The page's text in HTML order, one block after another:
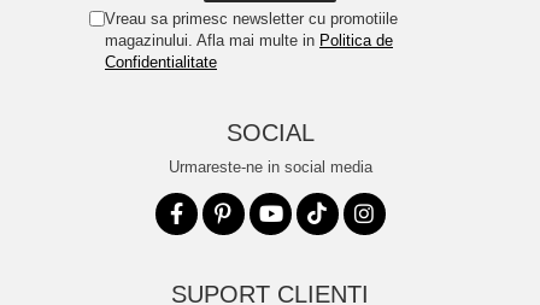
Vreau sa primesc newsletter cu promotiile
magazinului. Afla mai multe in Politica de
Confidentialitate
SOCIAL
Urmareste-ne in social media
SUPORT CLIENTI